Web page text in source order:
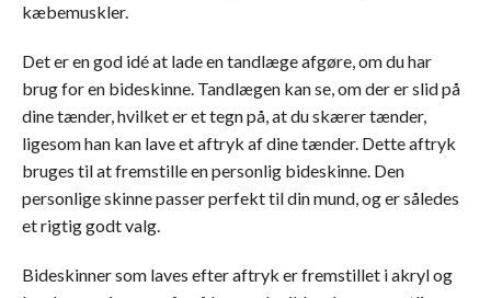
kæbemuskler.
Det er en god idé at lade en tandlæge afgøre, om du har
brug for en bideskinne. Tandlægen kan se, om der er slid på
dine tænder, hvilket er et tegn på, at du skærer tænder,
ligesom han kan lave et aftryk af dine tænder. Dette aftryk
bruges til at fremstille en personlig bideskinne. Den
personlige skinne passer perfekt til din mund, og er således
et rigtig godt valg.
Bideskinner som laves efter aftryk er fremstillet i akryl og